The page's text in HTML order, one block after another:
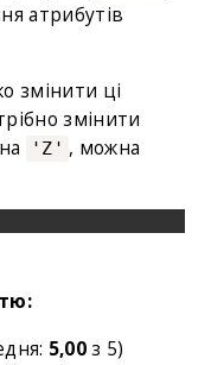
атрибутів
змінити ці
змінити
на 'Z' , можна
5,00з 5)